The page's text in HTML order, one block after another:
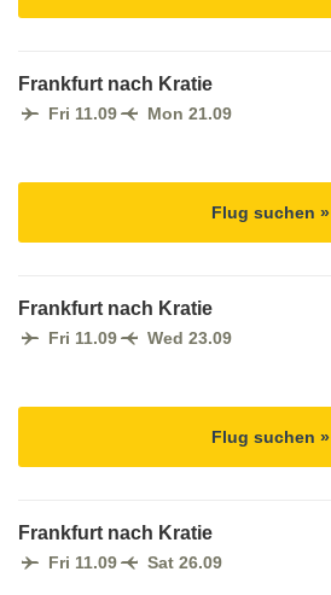
Frankfurt nach Kratie
Fri 11.09 Mon 21.09
Flug suchen »
Frankfurt nach Kratie
Fri 11.09 Wed 23.09
Flug suchen »
Frankfurt nach Kratie
Fri 11.09 Sat 26.09